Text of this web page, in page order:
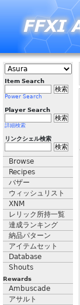
Item Search
Power Search
Player Search
詳細検索
リンクシェル検索
Browse
Recipes
バザー
ウィッシュリスト
XNM
レリック所持一覧
達成ランキング
納品パターン
アイテムセット
Database
Shouts
Rewards
Ambuscade
アサルト